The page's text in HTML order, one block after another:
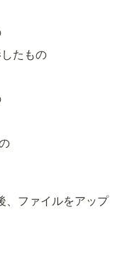
たもの
、ファイルをアップ